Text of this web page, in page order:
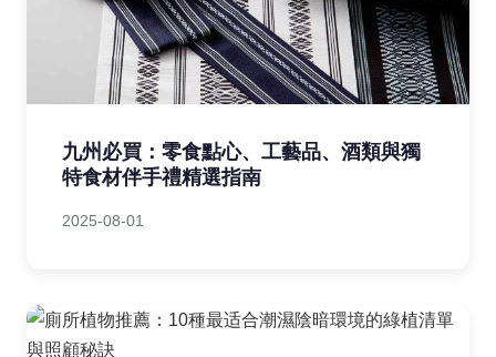
九州必買：零食點心、工藝品、酒類與獨
特食材伴手禮精選指南
2025-08-01